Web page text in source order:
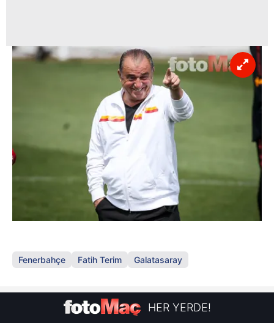
Fenerbahçe Fatih Terim Galatasaray
HER YERDE!